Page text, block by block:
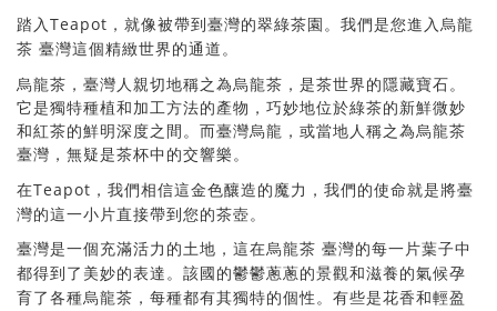
踏入 Teapot ，就像被帶到臺灣的翠綠茶園。我們是您進入烏龍
茶 臺灣這個精緻世界的通道。
烏龍茶，臺灣人親切地稱之為烏龍茶，是茶世界的隱藏寶石。
它是獨特種植和加工方法的產物，巧妙地位於綠茶的新鮮微妙
和紅茶的鮮明深度之間。而臺灣烏龍，或當地人稱之為烏龍茶
臺灣，無疑是茶杯中的交響樂。
在Teapot ，我們相信這金色釀造的魔力，我們的使命就是將臺
灣的這一小片直接帶到您的茶壺。
臺灣是一個充滿活力的土地，這在烏龍茶 臺灣的每一片葉子中
都得到了美妙的表達。 該國的鬱鬱蔥蔥的景觀和滋養的氣候孕
育了各種烏龍茶，每種都有其獨特的個性。有些是花香和輕盈